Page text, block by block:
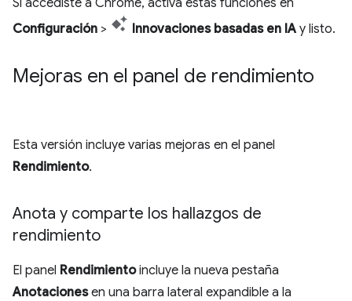
Configuración > Innovaciones basadas en IA y listo.
Mejoras en el panel de rendimiento
Esta versión incluye varias mejoras en el panel
Rendimiento.
Anota y comparte los hallazgos de
rendimiento
El panel Rendimientoincluye la nueva pestaña
Anotacionesen una barra lateral expandible a la